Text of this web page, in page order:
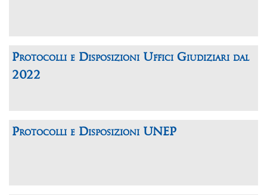
Protocolli e Disposizioni Uffici Giudiziari dal
2022
Protocolli e Disposizioni UNEP